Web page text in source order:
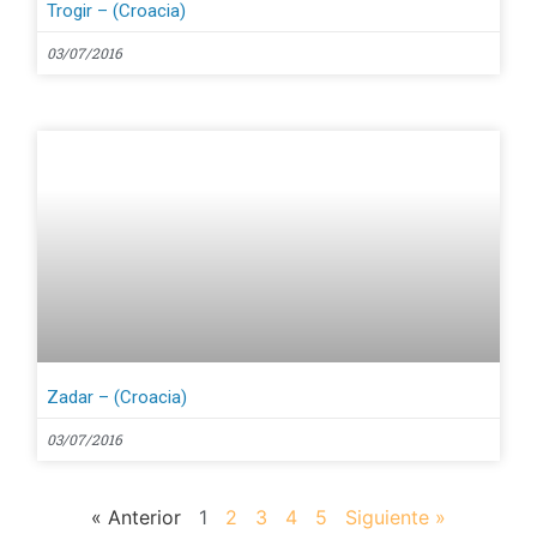
Trogir – (Croacia)
03/07/2016
Zadar – (Croacia)
03/07/2016
« Anterior 1 2 3 4 5 Siguiente »